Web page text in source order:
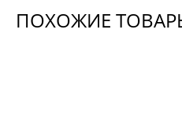
ПОХОЖИЕ